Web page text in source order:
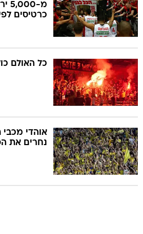
מ-
כרטיסים
כל האולם
אוהדי מכבי
נחרים את